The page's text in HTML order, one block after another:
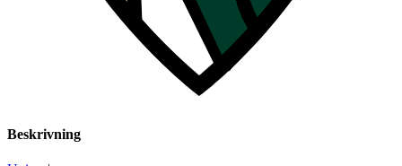
Beskrivning